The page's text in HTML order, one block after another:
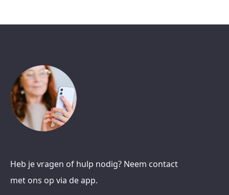
Heb je vragen of hulp nodig? Neem contact
met ons op via de app.